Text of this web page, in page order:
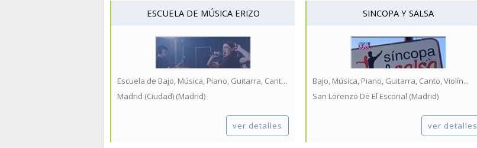
ESCUELA DE MÚSICA ERIZO
Escuela de Bajo, Música, Piano, Guitarra, Canto, Violín...
Madrid (Ciudad) (Madrid)
ver detalles
SINCOPA Y SALSA
Bajo, Música, Piano, Guitarra, Canto, Violín...
San Lorenzo De El Escorial (Madrid)
ver detalles